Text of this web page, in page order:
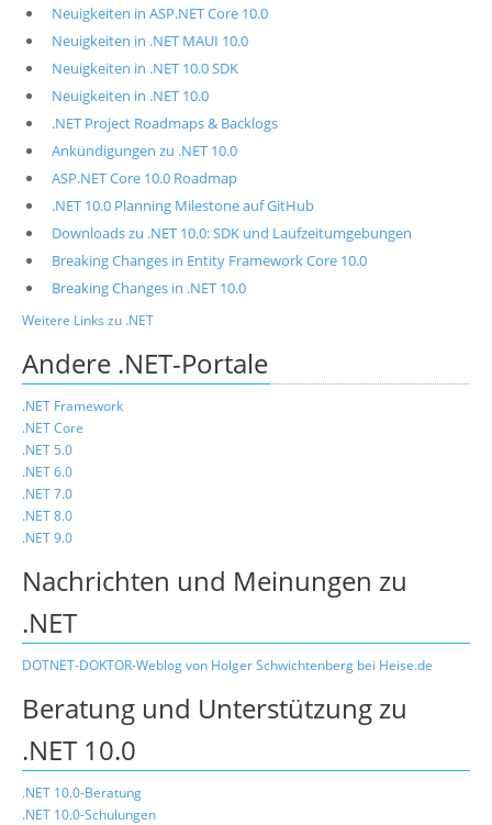
Neuigkeiten in ASP.NET Core 10.0
Neuigkeiten in .NET MAUI 10.0
Neuigkeiten in .NET 10.0 SDK
Neuigkeiten in .NET 10.0
.NET Project Roadmaps & Backlogs
Ankündigungen zu .NET 10.0
ASP.NET Core 10.0 Roadmap
.NET 10.0 Planning Milestone auf GitHub
Downloads zu .NET 10.0: SDK und Laufzeitumgebungen
Breaking Changes in Entity Framework Core 10.0
Breaking Changes in .NET 10.0
Weitere Links zu .NET
Andere .NET-Portale
.NET Framework
.NET Core
.NET 5.0
.NET 6.0
.NET 7.0
.NET 8.0
.NET 9.0
Nachrichten und Meinungen zu
.NET
DOTNET-DOKTOR-Weblog von Holger Schwichtenberg bei Heise.de
Beratung und Unterstützung zu
.NET 10.0
.NET 10.0-Beratung
.NET 10.0-Schulungen